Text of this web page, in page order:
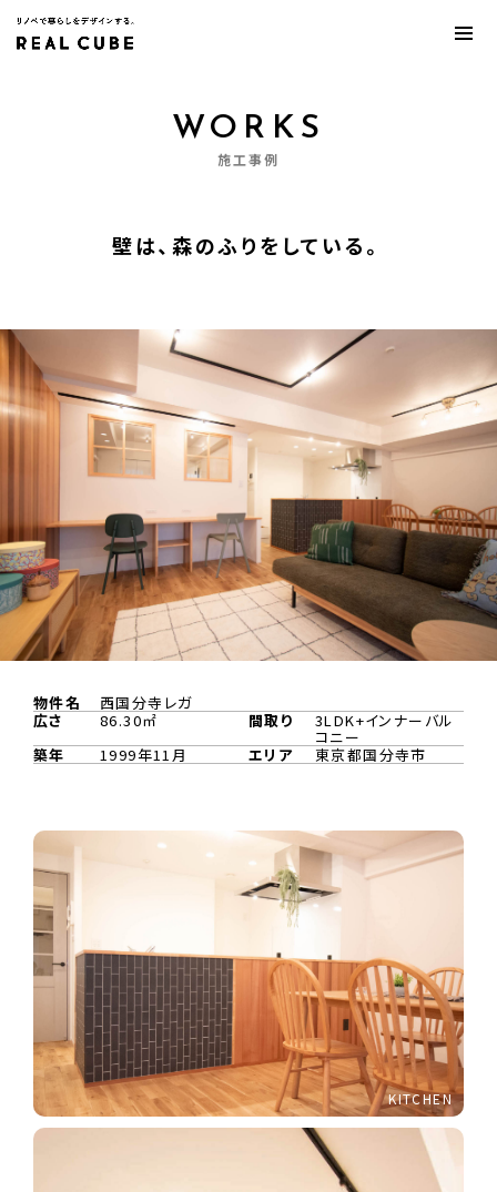
WORKS
施工事例
壁は、森のふりをしている。
物件名
西国分寺レガ
広さ
86.30㎡ 間取り 3LDK+インナーバル
コニー
築年
1999年11月 エリア 東京都国分寺市
KITCHEN